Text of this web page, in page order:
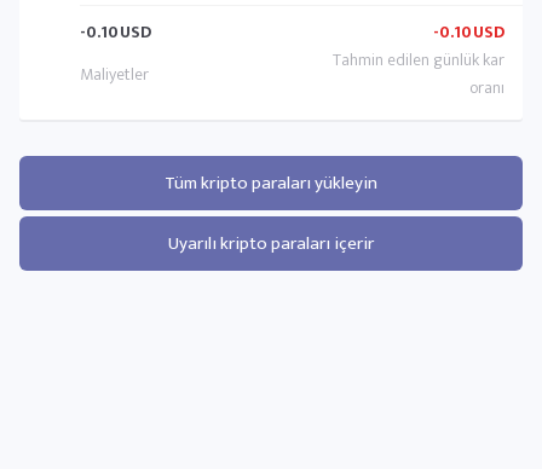
-0.10USD -0.10USD
Tüm kripto paraları yükleyin
Uyarılı kripto paraları içerir